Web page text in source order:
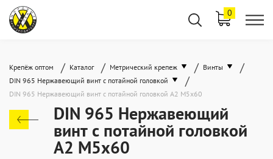
0
Крепёж оптом / Каталог / Метрический крепеж / Винты /
DIN 965 Нержавеющий винт с потайной головкой /
DIN 965 Нержавеющий винт с потайной головкой А2 М5x60
DIN 965 Нержавеющий
винт с потайной головкой
А2 М5x60